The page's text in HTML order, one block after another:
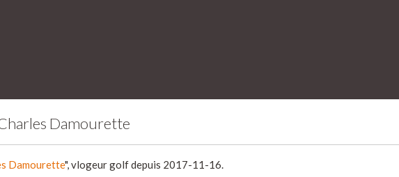
Damourette
Damourette", vlogeur golf depuis 2017-11-16.